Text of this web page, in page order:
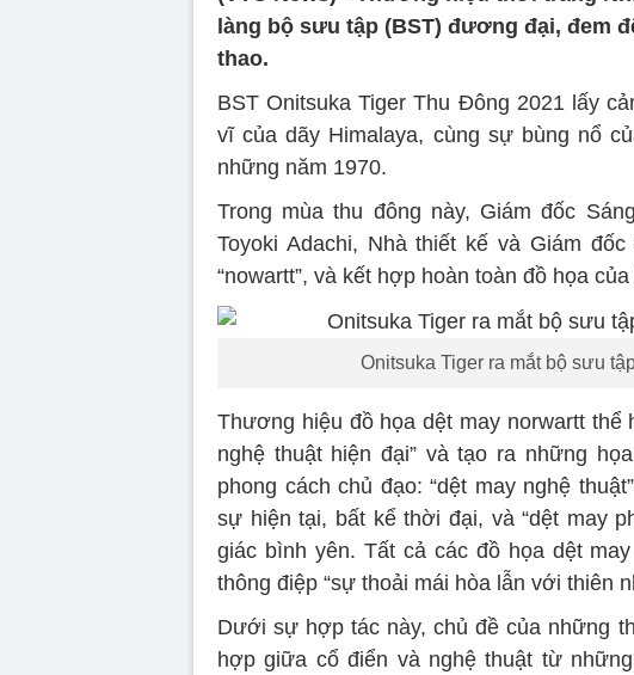
làng bộ sưu tập (BST) đương đại, đem
thao.
BST Onitsuka Tiger Thu Đông 2021 lấy
vĩ của dãy Himalaya, cùng sự bùng nổ
những năm 1970.
Trong mùa thu đông này, Giám đốc
Toyoki Adachi, Nhà thiết kế và Giám
“nowartt”, và kết hợp hoàn toàn đồ họa
Onitsuka Tiger ra mắt bộ sưu
Thương hiệu đồ họa dệt may norwartt thể
nghệ thuật hiện đại” và tạo ra những
phong cách chủ đạo: “dệt may nghệ
sự hiện tại, bất kể thời đại, và “dệt may
giác bình yên. Tất cả các đồ họa dệt
thông điệp “sự thoải mái hòa lẫn với thiên
Dưới sự hợp tác này, chủ đề của những
hợp giữa cổ điển và nghệ thuật từ